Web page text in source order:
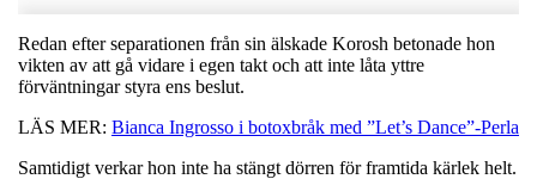
Redan efter separationen från sin älskade Korosh betonade hon
vikten av att gå vidare i egen takt och att inte låta yttre
förväntningar styra ens beslut.
LÄS MER: Bianca Ingrosso i botoxbråk med ”Let’s Dance”-Perla
Samtidigt verkar hon inte ha stängt dörren för framtida kärlek helt.